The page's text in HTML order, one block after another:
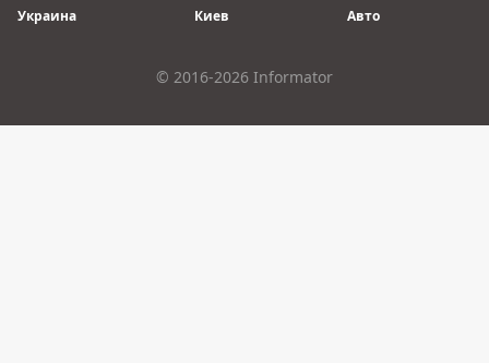
Украина
Киев
Авто
© 2016-2026 Informator